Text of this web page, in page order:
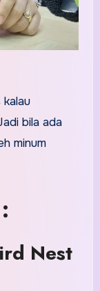
kalau
bila ada
minum
Nest